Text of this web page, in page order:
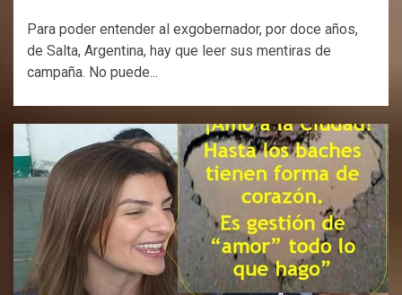
Para poder entender al exgobernador, por doce años,
de Salta, Argentina, hay que leer sus mentiras de
campaña. No puede...